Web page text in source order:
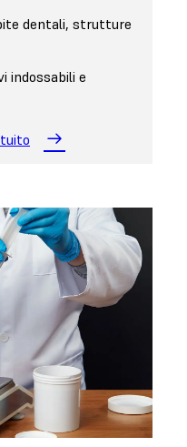
dentali, strutture
indossabili e